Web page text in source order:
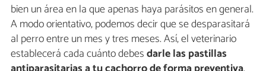
bien un área en la que apenas haya parásitos en general.
A modo orientativo, podemos decir que se desparasitará
al perro entre un mes y tres meses. Así, el veterinario
establecerá cada cuánto debesdarle las pastillas